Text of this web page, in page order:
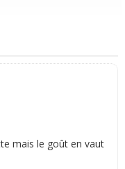
mais le goût en vaut